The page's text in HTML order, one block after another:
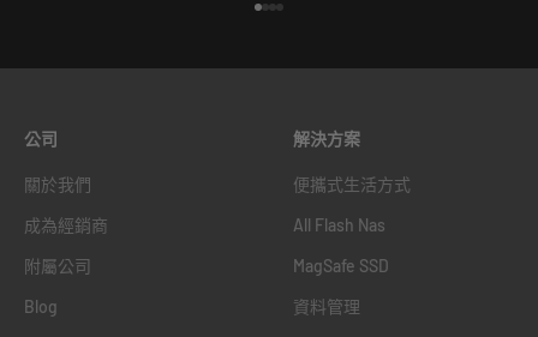
公司
關於我們
成為經銷商
附屬公司
Blog
解決方案
便攜式生活方式
All Flash Nas
MagSafe SSD
資料管理